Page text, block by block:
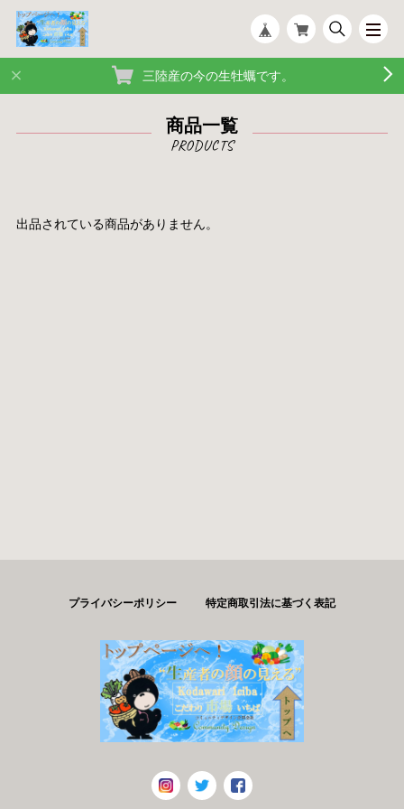
三陸産の今の生牡蠣です。
商品一覧
出品されている商品がありません。
プライバシーポリシー 特定商取引法に基づく表記